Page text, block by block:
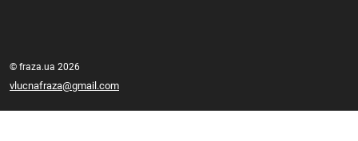
© fraza.ua 2026
vlucnafraza@gmail.com